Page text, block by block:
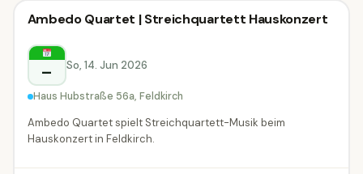
Klassik-Konzert
Feldkirch
Klassik-Konzert
Ambedo Quartet | Streichquartett Hauskonzert
– So, 14. Jun 2026
Haus Hubstraße 56a, Feldkirch
Ambedo Quartet spielt Streichquartett-Musik beim
Hauskonzert in Feldkirch.